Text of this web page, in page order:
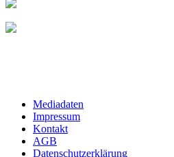
Mediadaten
Impressum
Kontakt
AGB
Datenschutzerklärung